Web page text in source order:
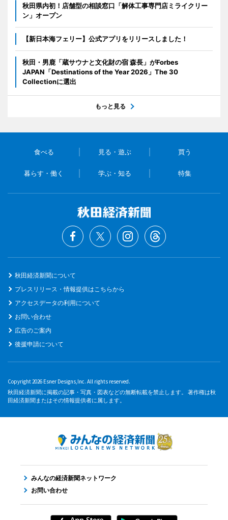
秋田県内初！店舗型の相談窓口「解体工事専門店ミライクリー
ン」オープン
【新日本海フェリー】公式アプリをリリースしました！
秋田・男鹿「蔵サウナと文化財の宿 森長」がForbes
JAPAN「Destinations of the Year 2026」The 30
Collectionに選出
もっと見る
食べる 見る・遊ぶ 買う
暮らす・働く 学ぶ・知る 特集
秋田経済新聞について
プレスリリース・情報提供はこちらから
アクセスデータの利用について
お問い合わせ
広告のご案内
後援申請について
Copyright 2026 Esner Designs,Inc. All rights reserved.
秋田経済新聞に掲載の記事・写真・図表などの無断転載を禁止します。 著作権は秋
田経済新聞またはその情報提供者に属します。
みんなの経済新聞ネットワーク
お問い合わせ